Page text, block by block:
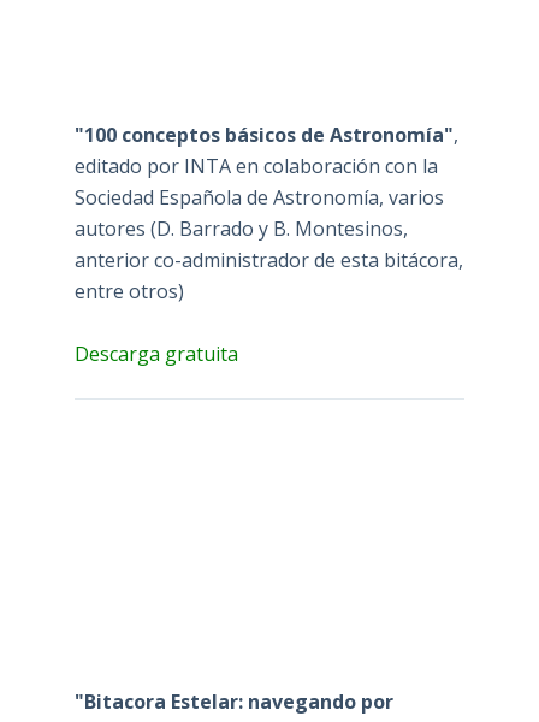
"100 conceptos básicos de Astronomía",
editado por INTA en colaboración con la
Sociedad Española de Astronomía, varios
autores (D. Barrado y B. Montesinos,
anterior co-administrador de esta bitácora,
entre otros)
Descarga gratuita
"Bitacora Estelar: navegando por